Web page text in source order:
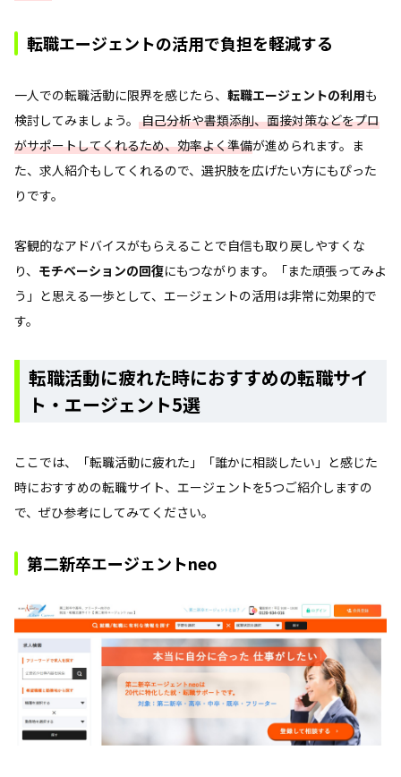
転職エージェントの活用で負担を軽減する
一人での転職活動に限界を感じたら、 転職エージェントの利用も
検討してみましょう。 自己分析や書類添削、面接対策などをプロ
がサポートしてくれるため、効率よく準備が進められます。ま
た、求人紹介もしてくれるので、選択肢を広げたい方にもぴった
りです。
客観的なアドバイスがもらえることで自信も取り戻しやすくな
り、 モチベーションの回復にもつながります。「また頑張ってみよ
う」と思える一歩として、エージェントの活用は非常に効果的で
す。
転職活動に疲れた時におすすめの転職サイ
ト・エージェント5選
ここでは、「転職活動に疲れた」「誰かに相談したい」と感じた
時におすすめの転職サイト、エージェントを5つご紹介しますの
で、ぜひ参考にしてみてください。
第二新卒エージェントneo